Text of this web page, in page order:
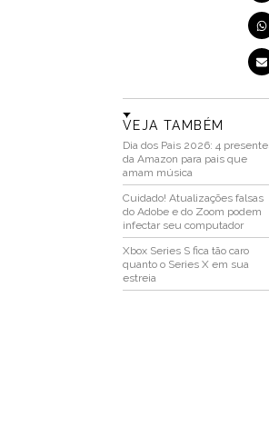
VEJA TAMBÉM
Dia dos Pais 2026: 4
da Amazon para pais que
amam música
Cuidado! Atualizações falsas
do Adobe e do Zoom podem
infectar seu computador
Xbox Series S fica tão caro
quanto o Series X em sua
estreia